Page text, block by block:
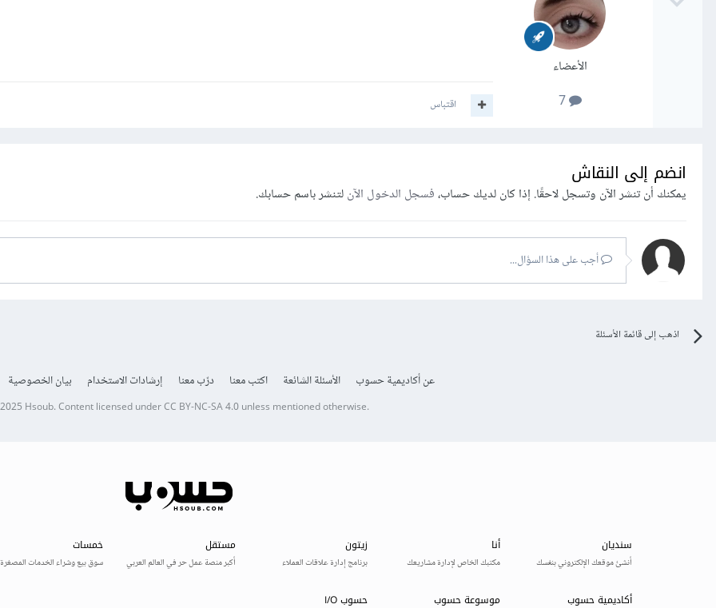
الأعضاء
7
اقتباس
انضم إلى النقاش
يمكنك أن تنشر الآن وتسجل لاحقًا. إذا كان لديك حساب،فسجل الدخول الآنلتنشر باسم حسابك.
أجب على هذا السؤال...
اذهب إلى قائمة الأسئلة
عن أكاديمية حسوب الأسئلة الشائعة اكتب معنا درّب معنا إرشادات الاستخدام بيان الخصوصية
Hsoub.Content licensed underCC BY-NC-SA 4.0unless mentioned otherwise.